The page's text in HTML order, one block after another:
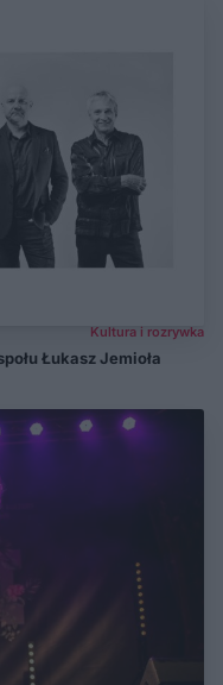
Kultura i rozrywka
Łukasz Jemioła